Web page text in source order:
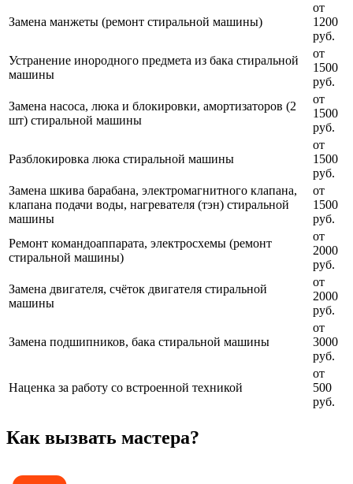
Замена манжеты (ремонт стиральной машины)
от
1200
руб.
Устранение инородного предмета из бака стиральной
машины
от
1500
руб.
Замена насоса, люка и блокировки, амортизаторов (2
шт) стиральной машины
от
1500
руб.
Разблокировка люка стиральной машины
от
1500
руб.
Замена шкива барабана, электромагнитного клапана,
клапана подачи воды, нагревателя (тэн) стиральной
машины
от
1500
руб.
Ремонт командоаппарата, электросхемы (ремонт
стиральной машины)
от
2000
руб.
Замена двигателя, счёток двигателя стиральной
машины
от
2000
руб.
Замена подшипников, бака стиральной машины
от
3000
руб.
Наценка за работу со встроенной техникой
от
500
руб.
Как вызвать мастера?